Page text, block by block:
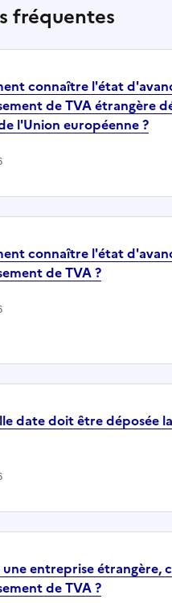
fréquentes
connaître l'état
de TVA étrangère
l'Union européenne ?
connaître l'état
de TVA ?
date doit être déposée
une entreprise étrangère,
de TVA ?